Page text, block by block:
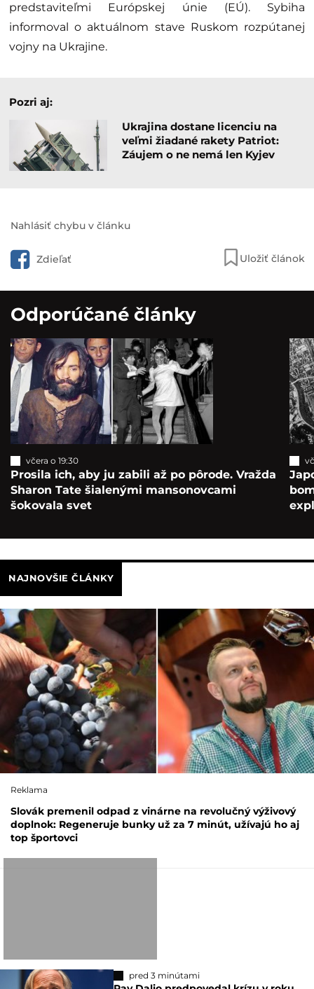
predstaviteľmi Európskej únie (EÚ). Sybiha
informoval o aktuálnom stave Ruskom rozpútanej
vojny na Ukrajine.
Pozri aj:
Ukrajina dostane licenciu na
veľmi žiadané rakety Patriot:
Záujem o ne nemá len Kyjev
Nahlásiť chybu v článku
Zdieľať Uložiť článok
Odporúčané články
včera o 19:30
Prosila ich, aby ju zabili až po pôrode. Vražda
Sharon Tate šialenými mansonovcami
šokovala svet
NAJNOVŠIE ČLÁNKY
Reklama
Slovák premenil odpad z vinárne na revolučný výživový
doplnok: Regeneruje bunky už za 7 minút, užívajú ho aj
top športovci
pred 3 minútami